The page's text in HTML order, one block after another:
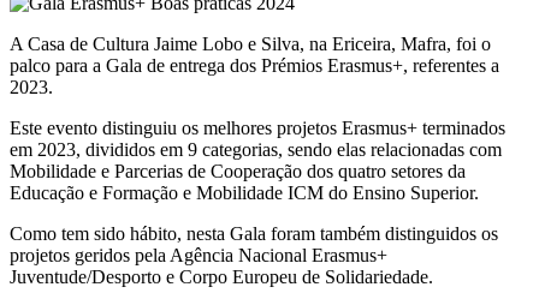
A Casa de Cultura Jaime Lobo e Silva, na Ericeira, Mafra, foi o
palco para a Gala de entrega dos Prémios Erasmus+, referentes a
2023.
Este evento distinguiu os melhores projetos Erasmus+ terminados
em 2023, divididos em 9 categorias, sendo elas relacionadas com
Mobilidade e Parcerias de Cooperação dos quatro setores da
Educação e Formação e Mobilidade ICM do Ensino Superior.
Como tem sido hábito, nesta Gala foram também distinguidos os
projetos geridos pela Agência Nacional Erasmus+
Juventude/Desporto e Corpo Europeu de Solidariedade.